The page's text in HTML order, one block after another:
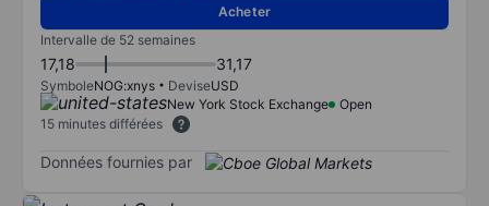
Acheter
Intervalle de 52 semaines
17,18 31,17
SymboleNOG:xnys DeviseUSD
New York Stock Exchange
Open
15 minutes différées
Données fournies par